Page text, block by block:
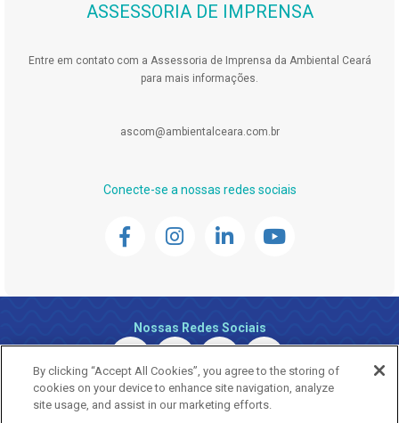
ASSESSORIA DE IMPRENSA
Entre em contato com a Assessoria de Imprensa da Ambiental Ceará
para mais informações.
ascom@ambientalceara.com.br
Conecte-se a nossas redes sociais
Nossas Redes Sociais
By clicking “Accept All Cookies”, you agree to the storing of
cookies on your device to enhance site navigation, analyze
site usage, and assist in our marketing efforts.